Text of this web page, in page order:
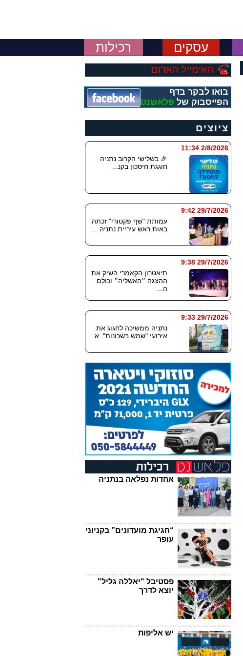
עסקים רכילות
האימייל האדום
בואו לבקר בדף
הפייסבוק של פלאשנט
ציוצים
2/8/2026 11:34
🎉 בשלישי הקרוב נתניה
חוגגת חיסכון בקנ...
29/7/2026 9:42
עמותת "שף פקטורי" זכתה
באות ראש עיריית נתניה ...
29/7/2026 9:38
תיאטרון הקאמרי השיק את
ההצגה ״האשליה״ וכולם
ה...
29/7/2026 9:33
נתניה ממשיכה לחגוג את
אירועי "שמש בשכונות": א...
אחדות נפלאה בנתניה
“חגיגת מועדונים” בקניוני
עופר
פסטיבל "יאללה גליל"
יוצא לדרך
יש אליפות